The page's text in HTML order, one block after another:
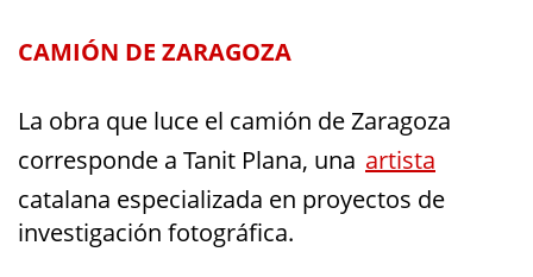
CAMIÓN DE ZARAGOZA
La obra que luce el camión de Zaragoza
corresponde a Tanit Plana, una artista
catalana especializada en proyectos de
investigación fotográfica.